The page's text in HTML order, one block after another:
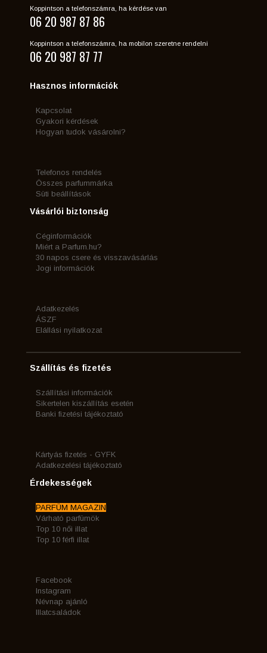
Koppintson a telefonszámra, ha kérdése van
06 20 987 87 86
Koppintson a telefonszámra, ha mobilon szeretne rendelni
06 20 987 87 77
Hasznos információk
Kapcsolat
Gyakori kérdések
Hogyan tudok vásárolni?
Telefonos rendelés
Összes parfummárka
Süti beállítások
Vásárlói biztonság
Céginformációk
Miért a Parfum.hu?
30 napos csere és visszavásárlás
Jogi információk
Adatkezelés
ÁSZF
Elállási nyilatkozat
Szállítás és fizetés
Szállítási információk
Sikertelen kiszállítás esetén
Banki fizetési tájékoztató
Kártyás fizetés - GYFK
Adatkezelési tájékoztató
Érdekességek
PARFÜM MAGAZIN
Várható parfümök
Top 10 női illat
Top 10 férfi illat
Facebook
Instagram
Névnap ajánló
Illatcsaládok